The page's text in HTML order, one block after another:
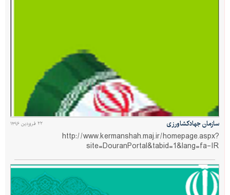
۲۲ فروردین ۱۳۹۶ سازمان جهادکشاورزی
http://www.kermanshah.maj.ir/homepage.aspx?
site=DouranPortal&tabid=1&lang=fa-IR